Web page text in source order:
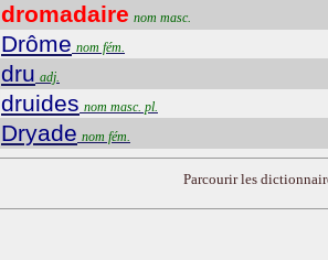
dromadaire nom masc.
Drôme nom fém.
dru adj.
druides nom masc. pl.
Dryade nom fém.
Parcourir les